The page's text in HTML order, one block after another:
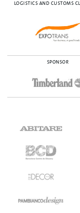
LOGISTICS AND CUSTOMS
SPONSOR